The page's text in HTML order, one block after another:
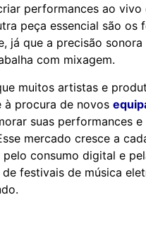
performances ao vivo
peça essencial são os
já que a precisão sonora
com mixagem.
muitos artistas e
à procura de novos
suas performances e
mercado cresce a
pelo consumo digital e
festivais de música